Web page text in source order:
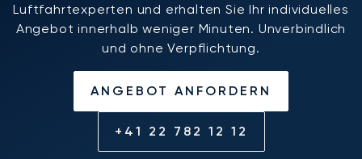
Luftfahrtexperten und erhalten Sie Ihr individuelles
Angebot innerhalb weniger Minuten. Unverbindlich
und ohne Verpflichtung.
ANGEBOT ANFORDERN
+41 22 782 12 12